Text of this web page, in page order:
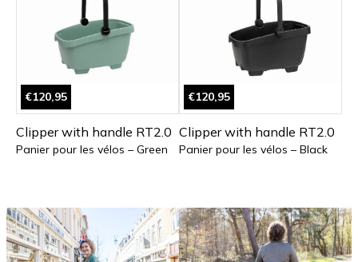
€120,95
Clipper with handle RT2.0
Panier pour les vélos – Green
€120,95
Clipper with handle RT2.0
Panier pour les vélos – Black